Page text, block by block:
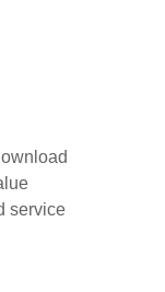
service